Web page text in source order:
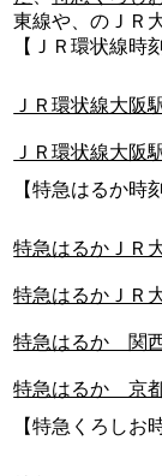
東線や、のＪＲ
【ＪＲ環状線時
ＪＲ環状線大阪
ＪＲ環状線大阪
【特急はるか時
特急はるかＪＲ
特急はるかＪＲ
特急はるか 関
特急はるか 京
【特急くろしお